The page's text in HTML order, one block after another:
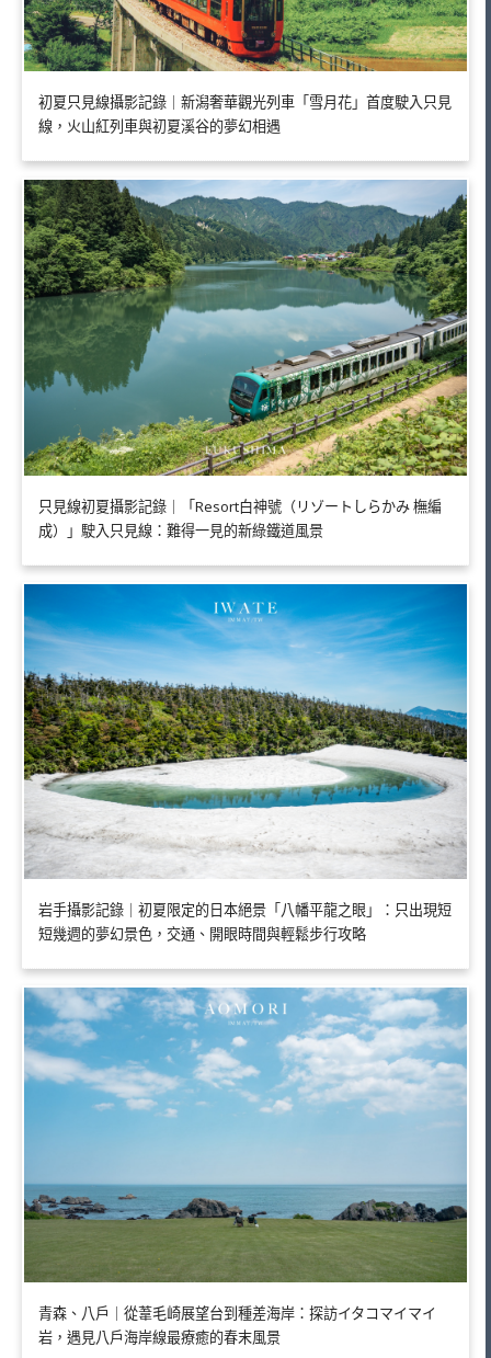
初夏只見線攝影記錄｜新潟奢華觀光列車「雪月花」首度駛入只見
線，火山紅列車與初夏溪谷的夢幻相遇
只見線初夏攝影記錄｜「Resort白神號（リゾートしらかみ 橅編
成）」駛入只見線：難得一見的新綠鐵道風景
岩手攝影記錄｜初夏限定的日本絕景「八幡平龍之眼」：只出現短
短幾週的夢幻景色，交通、開眼時間與輕鬆步行攻略
青森、八戶｜從葦毛崎展望台到種差海岸：探訪イタコマイマイ
岩，遇見八戶海岸線最療癒的春末風景